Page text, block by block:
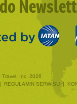
Travel, Inc. 2026
| REGULAMIN SERWISU |